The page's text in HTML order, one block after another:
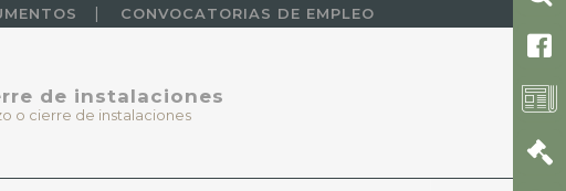
CONVOCATORIAS DE EMPLEO
de instalaciones
o cierre de instalaciones